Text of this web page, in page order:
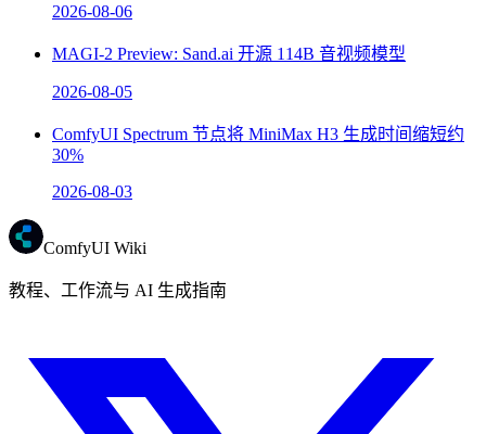
2026-08-06
MAGI-2 Preview: Sand.ai 开源 114B 音视频模型
2026-08-05
ComfyUI Spectrum 节点将 MiniMax H3 生成时间缩短约
30%
2026-08-03
ComfyUI Wiki
教程、工作流与 AI 生成指南